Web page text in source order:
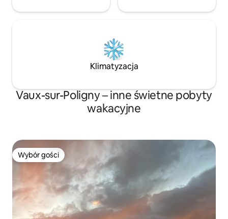
Klimatyzacja
Vaux-sur-Poligny – inne świetne pobyty
wakacyjne
Wybór gości
Wybór gości